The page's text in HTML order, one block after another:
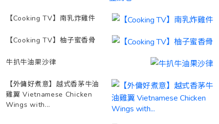
【Cooking TV】南乳炸雞件
【Cooking TV】柚子蜜香骨
牛扒牛油果沙律
【外傭好煮意】越式香茅牛油
雞翼 Vietnamese Chicken
Wings with...